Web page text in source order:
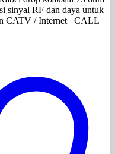
sinyal RF dan daya untuk
CATV / Internet CALL